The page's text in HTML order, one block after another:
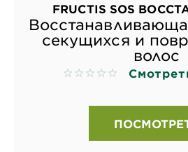
FRUCTIS SOS
секущихся и
волос
No reviews